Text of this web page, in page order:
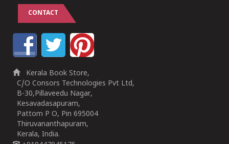
CONTACT
Kerala Book Store,
C/O Consors Technologies Pvt Ltd,
B-30,Pillaveedu Nagar,
Kesavadasapuram,
Pattom P O, Pin 695004
Thiruvananthapuram,
Kerala, India.